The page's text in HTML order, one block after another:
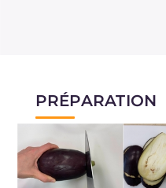
PRÉPARATION